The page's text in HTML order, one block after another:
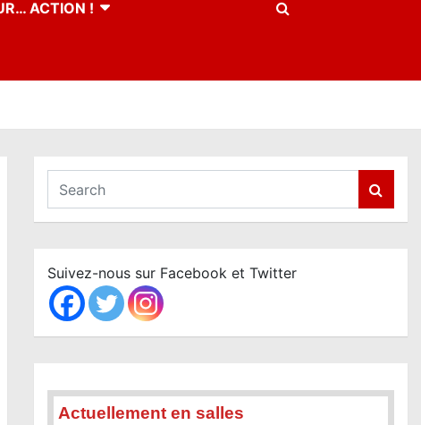
ACTION !
a
c
h
Suivez-nous sur Facebook et Twitter
Actuellement en salles